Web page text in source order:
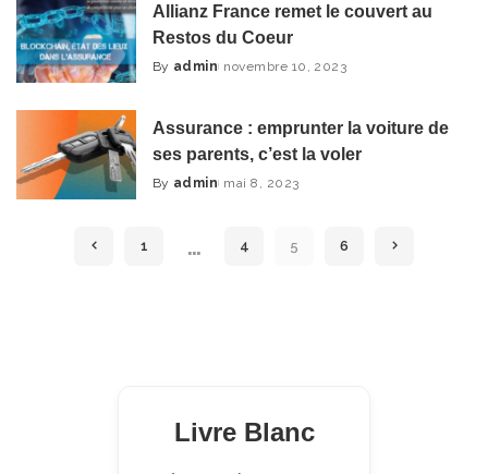
Allianz France remet le couvert au
Restos du Coeur
Posted
By admin novembre 10, 2023
Assurance : emprunter la voiture de
ses parents, c’est la voler
Posted
By admin mai 8, 2023
1 … 4 5 6
Livre Blanc